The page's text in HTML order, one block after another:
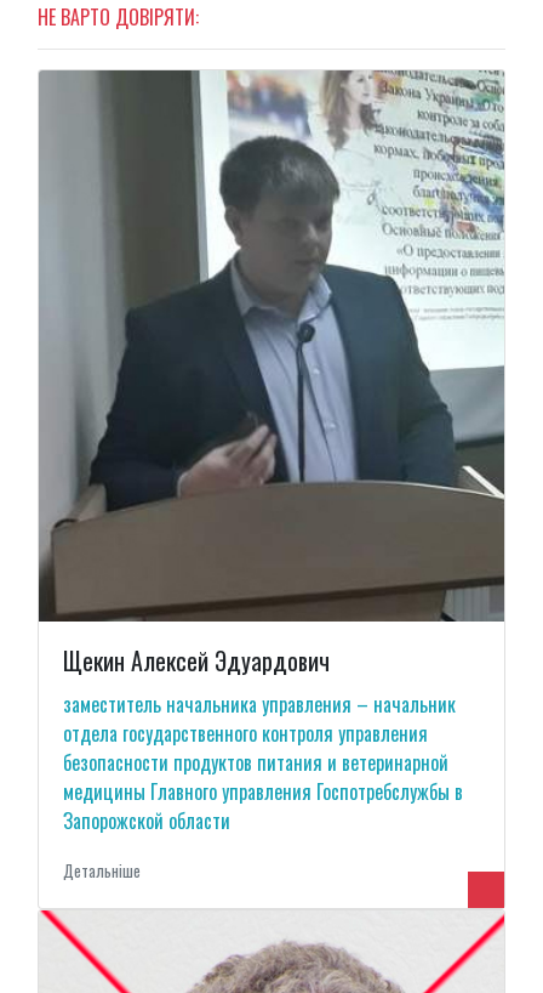
НЕ ВАРТО ДОВІРЯТИ:
Щекин Алексей Эдуардович
заместитель начальника управления – начальник
отдела государственного контроля управления
безопасности продуктов питания и ветеринарной
медицины Главного управления Госпотребслужбы в
Запорожской области
Детальнiше